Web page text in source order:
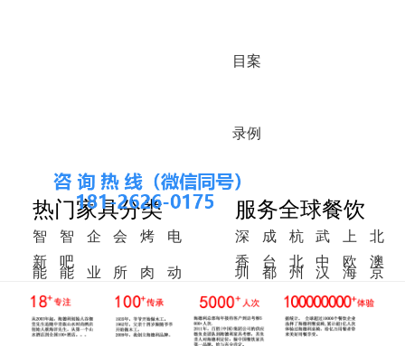
目
录
案
例
热门家具分类
智
能
火
智
能
调
企
业
会
所
家
烤
肉
桌
电
动
新
中
式
吧
椅
服务全球餐饮
深
圳
成
都
杭
州
武
汉
上
海
北
京
香
港
台 北
美
中
东
欧
洲
澳
洲